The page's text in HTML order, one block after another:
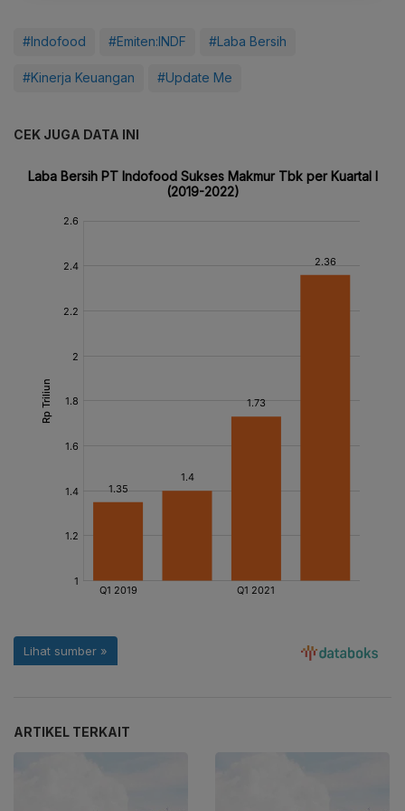
#Indofood #Emiten:INDF #Laba Bersih
#Kinerja Keuangan #Update Me
CEK JUGA DATA INI
ARTIKEL TERKAIT